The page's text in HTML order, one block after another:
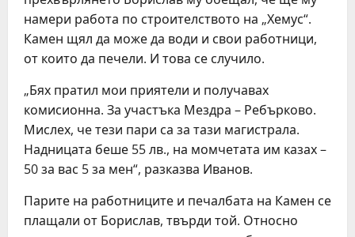
намери работа по строителството на „Хемус“.
Камен щял да може да води и свои работници,
от които да печели. И това се случило.
„Бях пратил мои приятели и получавах
комисионна. За участъка Мездра – Ребърково.
Мислех, че тези пари са за тази магистрала.
Надницата беше 55 лв., на момчетата им казах –
50 за вас 5 за мен“, разказва Иванов.
Парите на работниците и печалбата на Камен се
плащали от Борислав, твърди той. Относно